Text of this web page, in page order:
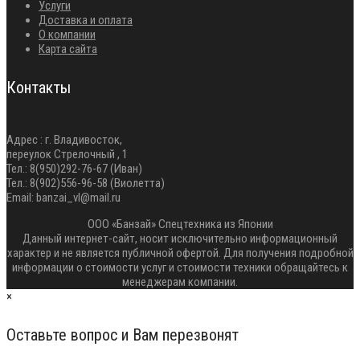
Услуги
Доставка и оплата
О компании
Карта сайта
Контакты
Адрес : г. Владивосток,
переулок Стрелочный , 1
Тел.: 8(950)292-76-67 (Иван)
Тел.: 8(902)556-96-58 (Виолетта)
Email: banzai_vl@mail.ru
ООО «Банзай» Спецтехника из Японии
Данный интернет-сайт, носит исключительно информационный
характер и не является публичной офертой. Для получения подробной
информации о стоимости услуг и стоимости техники обращайтесь к
менеджерам компании.
×
Оставьте вопрос и Вам перезвонят